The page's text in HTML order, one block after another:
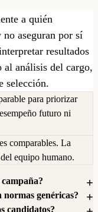
a quién
aseguran por sí
resultados
al análisis del cargo,
selección.
para priorizar
futuro ni
comparables. La
equipo humano.
genéricas?
candidatos?